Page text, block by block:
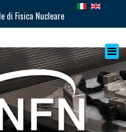
di Fisica Nucleare